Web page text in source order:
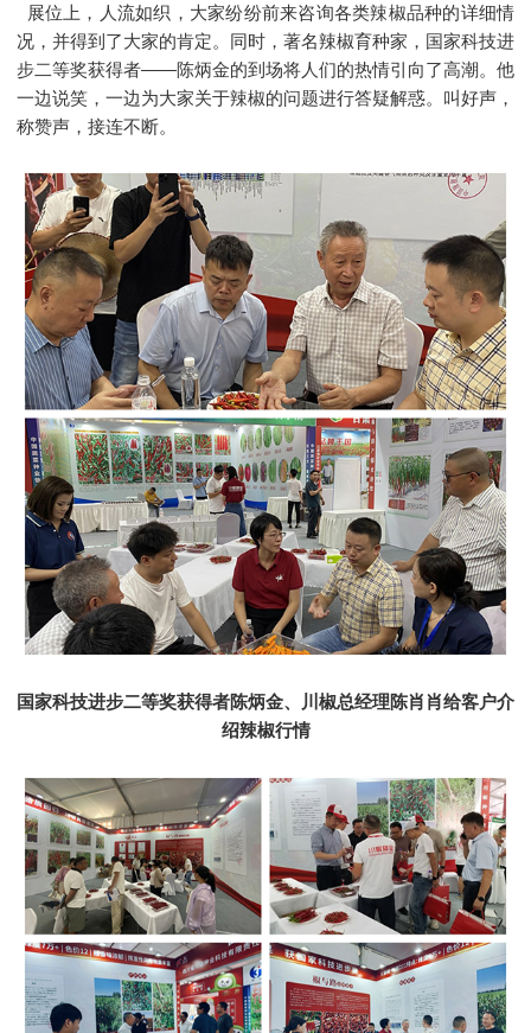
展位上，人流如织，大家纷纷前来咨询各类辣椒品种的详细情
况，并得到了大家的肯定。同时，著名辣椒育种家，国家科技进
步二等奖获得者——陈炳金的到场将人们的热情引向了高潮。他
一边说笑，一边为大家关于辣椒的问题进行答疑解惑。叫好声，
称赞声，接连不断。
国家科技进步二等奖获得者陈炳金、川椒总经理陈肖肖给客户介
绍辣椒行情